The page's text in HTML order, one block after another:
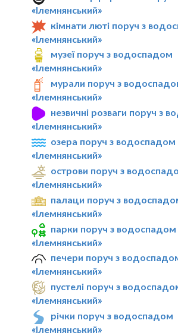
«Ілемнянський»
кімнати люті поруч з
«Ілемнянський»
музеї поруч з водоспадом
«Ілемнянський»
мурали поруч з
«Ілемнянський»
незвичні розваги поруч з
«Ілемнянський»
озера поруч з водоспадом
«Ілемнянський»
острови поруч з
«Ілемнянський»
палаци поруч з
«Ілемнянський»
парки поруч з водоспадом
«Ілемнянський»
печери поруч з
«Ілемнянський»
пустелі поруч з
«Ілемнянський»
річки поруч з водоспадом
«Ілемнянський»